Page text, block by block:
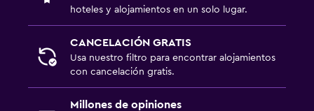
hoteles y alojamientos en un solo lugar.
CANCELACIÓN GRATIS
Usa nuestro filtro para encontrar alojamientos
con cancelación gratis.
Millones de opiniones